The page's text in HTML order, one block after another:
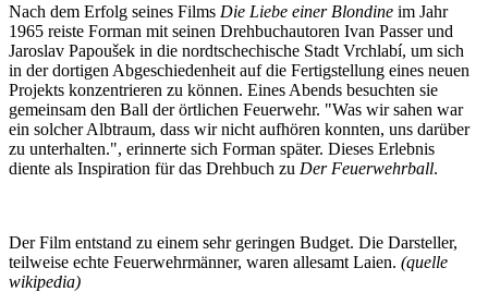
Nach dem Erfolg seines Films Die Liebe einer Blondine im Jahr
1965 reiste Forman mit seinen Drehbuchautoren Ivan Passer und
Jaroslav Papoušek in die nordtschechische Stadt Vrchlabí­, um sich
in der dortigen Abgeschiedenheit auf die Fertigstellung eines neuen
Projekts konzentrieren zu können. Eines Abends besuchten sie
gemeinsam den Ball der örtlichen Feuerwehr. "Was wir sahen war
ein solcher Albtraum, dass wir nicht aufhören konnten, uns darüber
zu unterhalten.", erinnerte sich Forman später. Dieses Erlebnis
diente als Inspiration für das Drehbuch zu Der Feuerwehrball.
Der Film entstand zu einem sehr geringen Budget. Die Darsteller,
teilweise echte Feuerwehrmänner, waren allesamt Laien. (quelle
wikipedia)